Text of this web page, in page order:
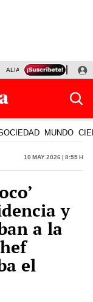
ALIANZA LIMA VS SPORT
MUNDO
10 May 2026 | 8:55 h
y
a la
el